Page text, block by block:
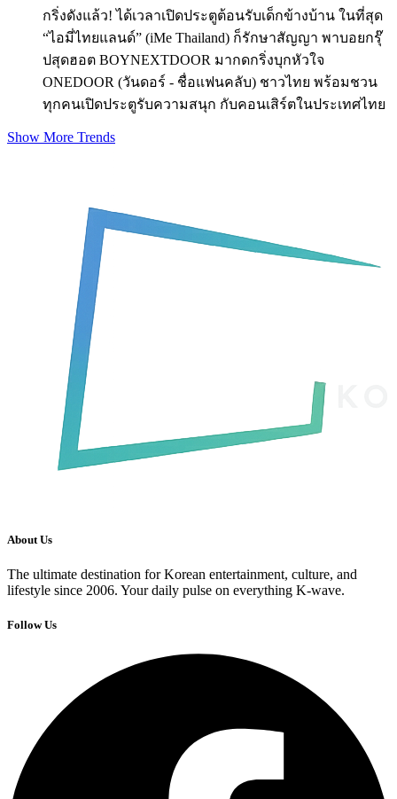
กริ่งดังแล้ว! ได้เวลาเปิดประตูต้อนรับเด็กข้างบ้าน ในที่สุด
“ไอมี่ไทยแลนด์” (iMe Thailand) ก็รักษาสัญญา พาบอยกรุ๊
ปสุดฮอต BOYNEXTDOOR มากดกริ่งบุกหัวใจ
ONEDOOR (วันดอร์ - ชื่อแฟนคลับ) ชาวไทย พร้อมชวน
ทุกคนเปิดประตูรับความสนุก กับคอนเสิร์ตในประเทศไทย
Show More Trends
About Us
The ultimate destination for Korean entertainment, culture, and
lifestyle since 2006. Your daily pulse on everything K-wave.
Follow Us